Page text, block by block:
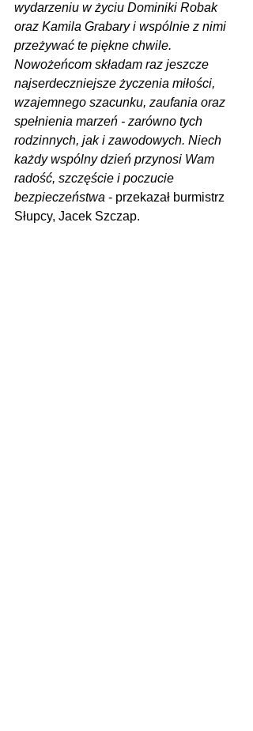
wydarzeniu w życiu Dominiki Robak
oraz Kamila Grabary i wspólnie z nimi
przeżywać te piękne chwile.
Nowożeńcom składam raz jeszcze
najserdeczniejsze życzenia miłości,
wzajemnego szacunku, zaufania oraz
spełnienia marzeń - zarówno tych
rodzinnych, jak i zawodowych. Niech
każdy wspólny dzień przynosi Wam
radość, szczęście i poczucie
bezpieczeństwa - przekazał burmistrz
Słupcy, Jacek Szczap.